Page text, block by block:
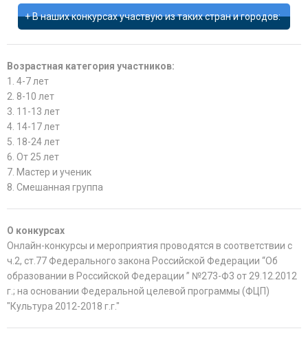
В наших конкурсах участвую из таких стран и городов:
Возрастная категория участников:
1. 4-7 лет
2. 8-10 лет
3. 11-13 лет
4. 14-17 лет
5. 18-24 лет
6. От 25 лет
7. Мастер и ученик
8. Смешанная группа
О конкурсах
Онлайн-конкурсы и мероприятия проводятся в соответствии с
ч.2, ст.77 Федерального закона Российской Федерации “Об
образовании в Российской Федерации ” №273-Ф3 от 29.12.2012
г.; на основании Федеральной целевой программы (ФЦП)
"Культура 2012-2018 г.г."